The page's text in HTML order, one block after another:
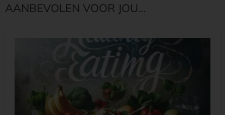
AANBEVOLEN VOOR JOU...